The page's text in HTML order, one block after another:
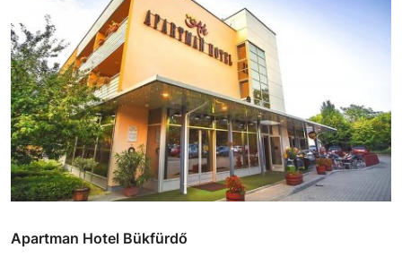
Apartman Hotel Bükfürdő